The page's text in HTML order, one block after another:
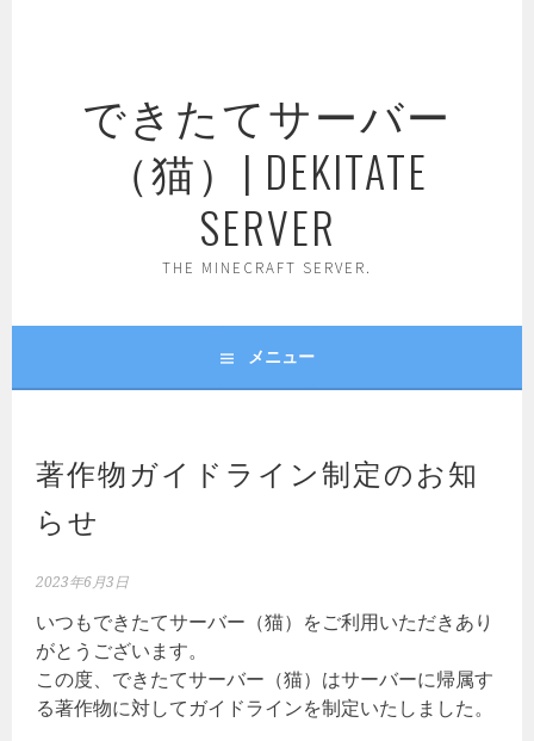
できたてサーバー
（猫）| DEKITATE
SERVER
THE MINECRAFT SERVER.
メニュー
著作物ガイドライン制定のお知
らせ
2023年6月3日
いつもできたてサーバー（猫）をご利用いただきあり
がとうございます。
この度、できたてサーバー（猫）はサーバーに帰属す
る著作物に対してガイドラインを制定いたしました。